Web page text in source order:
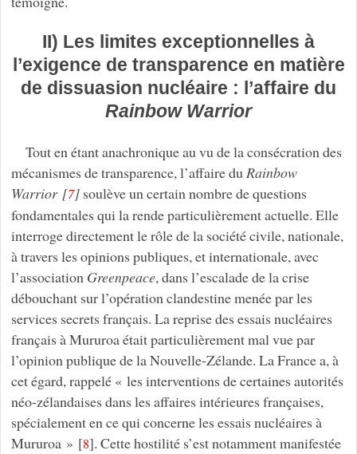
II) Les limites exceptionnelles à
l’exigence de transparence en matière
de dissuasion nucléaire : l’affaire du
Rainbow Warrior
Tout en étant anachronique au vu de la consécration des
mécanismes de transparence, l’affaire duRainbow
Warrior[7] soulève un certain nombre de questions
fondamentales qui la rende particulièrement actuelle. Elle
interroge directement le rôle de la société civile, nationale,
à travers les opinions publiques, et internationale, avec
l’association Greenpeace, dans l’escalade de la crise
débouchant sur l’opération clandestine menée par les
services secrets français. La reprise des essais nucléaires
français à Mururoa était particulièrement mal vue par
l’opinion publique de la Nouvelle-Zélande. La France a, à
cet égard, rappelé « les interventions de certaines autorités
néo-zélandaises dans les affaires intérieures françaises,
spécialement en ce qui concerne les essais nucléaires à
Mururoa » [8]. Cette hostilité s’est notamment manifestée